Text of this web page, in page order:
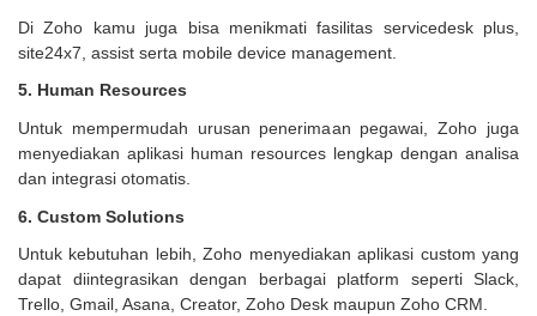
Di Zoho kamu juga bisa menikmati fasilitas servicedesk plus,
site24x7, assist serta mobile device management.
5. Human Resources
Untuk mempermudah urusan penerimaan pegawai, Zoho juga
menyediakan aplikasi human resources lengkap dengan analisa
dan integrasi otomatis.
6. Custom Solutions
Untuk kebutuhan lebih, Zoho menyediakan aplikasi custom yang
dapat diintegrasikan dengan berbagai platform seperti Slack,
Trello, Gmail, Asana, Creator, Zoho Desk maupun Zoho CRM.